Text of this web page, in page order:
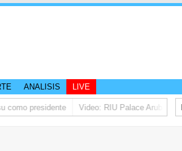
ANALISIS LIVE
presidente Video: RIU Palace Aruba ta